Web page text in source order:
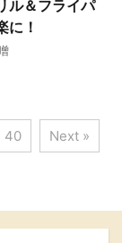
ル＆フライパ
に！
40 Next »